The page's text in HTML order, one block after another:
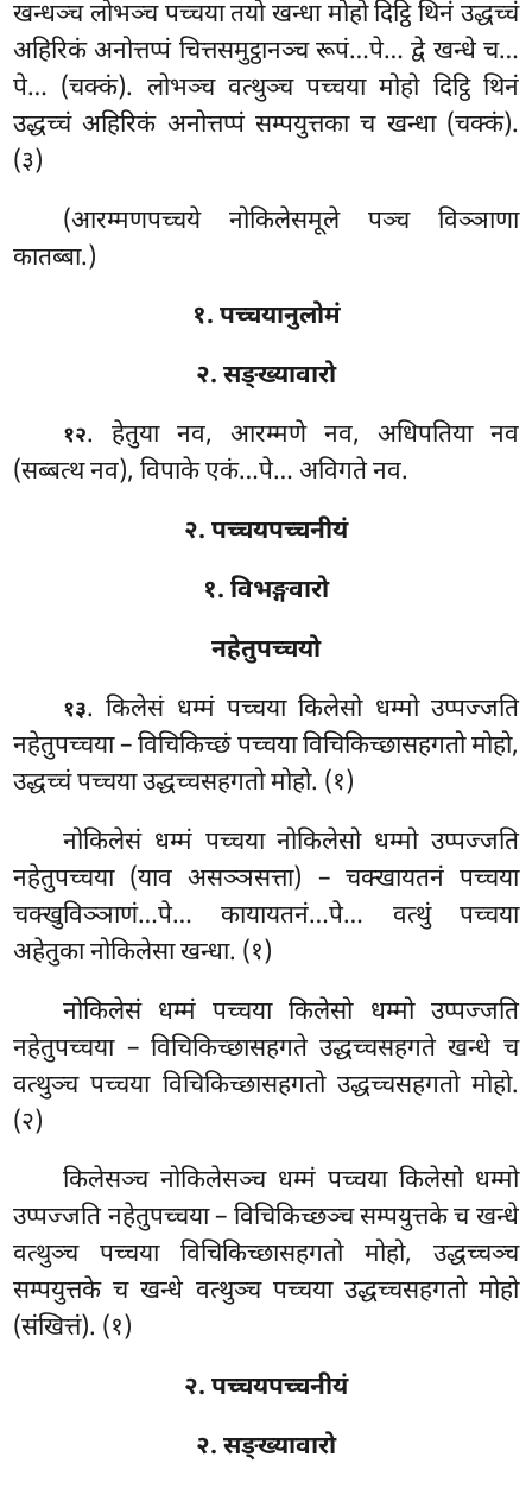
खन्धञ्च लोभञ्च पच्चया तयो खन्धा मोहो दिट्ठि थिनं उद्धच्चं
अहिरिकं अनोत्तप्पं चित्तसमुट्ठानञ्च रूपं…पे… द्वे खन्धे च…
पे… (चक्कं). लोभञ्च वत्थुञ्च पच्चया मोहो दिट्ठि थिनं
उद्धच्चं अहिरिकं अनोत्तप्पं सम्पयुत्तका च खन्धा (चक्कं).
(३)
(आरम्मणपच्चये नोकिलेसमूले पञ्च विञ्ञाणा
कातब्बा.)
१. पच्चयानुलोमं
२. सङ्ख्यावारो
१२. हेतुया नव, आरम्मणे नव, अधिपतिया नव
(सब्बत्थ नव), विपाके एकं…पे… अविगते नव.
२. पच्चयपच्चनीयं
१. विभङ्गवारो
नहेतुपच्चयो
१३. किलेसं धम्मं पच्चया किलेसो धम्मो उप्पज्जति
नहेतुपच्चया – विचिकिच्छं पच्चया विचिकिच्छासहगतो मोहो,
उद्धच्चं पच्चया उद्धच्चसहगतो मोहो. (१)
नोकिलेसं धम्मं पच्चया नोकिलेसो धम्मो उप्पज्जति
नहेतुपच्चया (याव असञ्ञसत्ता) – चक्खायतनं पच्चया
चक्खुविञ्ञाणं…पे… कायायतनं…पे… वत्थुं पच्चया
अहेतुका नोकिलेसा खन्धा. (१)
नोकिलेसं धम्मं पच्चया किलेसो धम्मो उप्पज्जति
नहेतुपच्चया – विचिकिच्छासहगते उद्धच्चसहगते खन्धे च
वत्थुञ्च पच्चया विचिकिच्छासहगतो उद्धच्चसहगतो मोहो.
(२)
किलेसञ्च नोकिलेसञ्च धम्मं पच्चया किलेसो धम्मो
उप्पज्जति नहेतुपच्चया – विचिकिच्छञ्च सम्पयुत्तके च खन्धे
वत्थुञ्च पच्चया विचिकिच्छासहगतो मोहो, उद्धच्चञ्च
सम्पयुत्तके च खन्धे वत्थुञ्च पच्चया उद्धच्चसहगतो मोहो
(संखित्तं). (१)
२. पच्चयपच्चनीयं
२. सङ्ख्यावारो